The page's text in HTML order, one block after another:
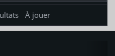
À jouer